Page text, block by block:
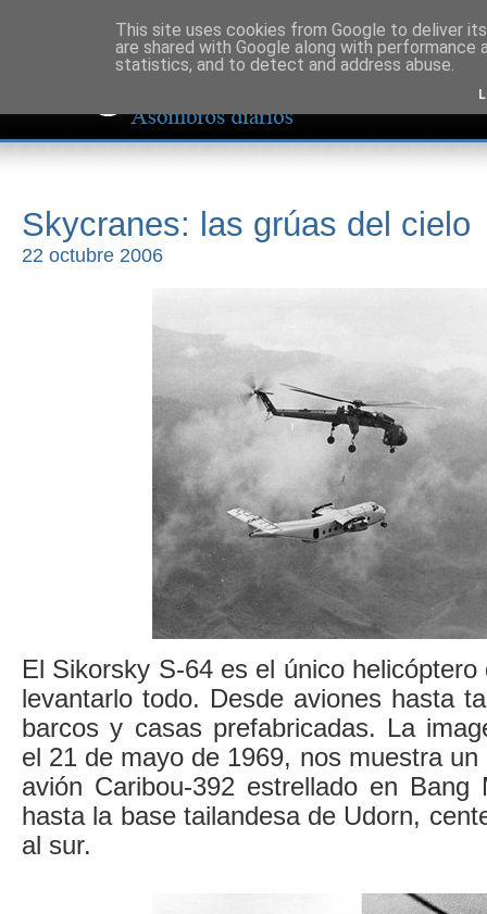
Skycranes: las grúas del cielo
22 octubre 2006
El Sikorsky S-64 es el único
levantarlo todo. Desde aviones hasta
barcos y casas prefabricadas. La
el 21 de mayo de 1969, nos muestra
avión Caribou-392 estrellado en Bang
hasta la base tailandesa de Udorn,
al sur.
This site uses cookies from Google to deliver
are shared with Google along with
statistics, and to detect and address abuse.